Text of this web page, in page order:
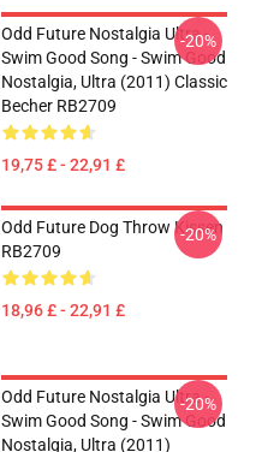
Odd Future Nostalgia Ultra -
Swim Good Song - Swim Good
Nostalgia, Ultra (2011) Classic
Becher RB2709
19,75 £ - 22,91 £
-20%
Odd Future Dog Throw Kissen
RB2709
18,96 £ - 22,91 £
-20%
Odd Future Nostalgia Ultra -
Swim Good Song - Swim Good
Nostalgia, Ultra (2011)
-20%